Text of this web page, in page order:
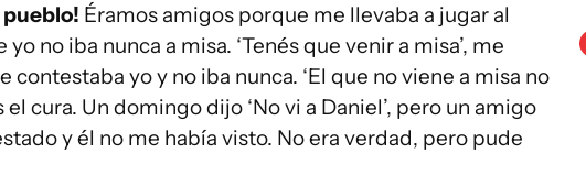
pueblo! Éramos amigos porque me llevaba a jugar al
no iba nunca a misa. ‘Tenés que venir a misa’, me
contestaba yo y no iba nunca. ‘El que no viene a misa no
cura. Un domingo dijo ‘No vi a Daniel’, pero un amigo
y él no me había visto. No era verdad, pero pude